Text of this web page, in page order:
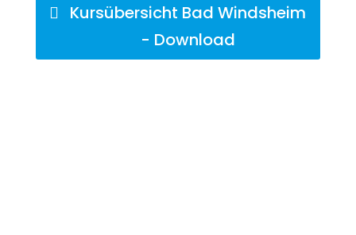
Kursübersicht Bad Windsheim
- Download